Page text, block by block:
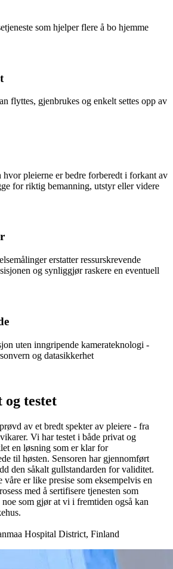
som hjelper flere å bo hjemme
flyttes, gjenbrukes og enkelt settes opp av
pleierne er bedre forberedt i forkant av
for riktig bemanning, utstyr eller videre
erstatter ressurskrevende
og synliggjør raskere en eventuell
uten inngripende kamerateknologi -
og datasikkerhet
testet
av et bredt spekter av pleiere - fra
Vi har testet i både privat og
en løsning som er klar for
til høsten. Sensoren har gjennomført
den såkalt gullstandarden for validitet.
er like presise som eksempelvis en
med å sertifisere tjenesten som
som gjør at vi i fremtiden også kan
Hospital District, Finland